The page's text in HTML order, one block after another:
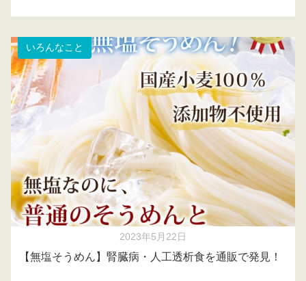
いろんなこと
2023年5月22日
【無塩そうめん】腎臓病・人工透析食を通販で発見！